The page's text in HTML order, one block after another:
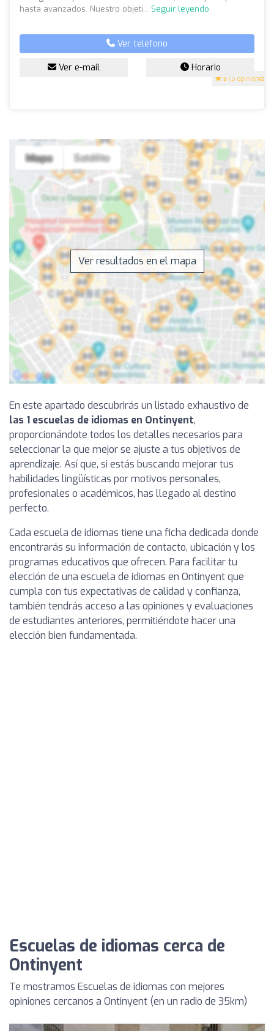
5 (5 opiniones)
hasta avanzados. Nuestro objeti... Seguir leyendo
Ver teléfono
Ver e-mail Horario
Ver resultados en el mapa
En este apartado descubrirás un listado exhaustivo de
las 1 escuelas de idiomas en Ontinyent,
proporcionándote todos los detalles necesarios para
seleccionar la que mejor se ajuste a tus objetivos de
aprendizaje. Así que, si estás buscando mejorar tus
habilidades lingüísticas por motivos personales,
profesionales o académicos, has llegado al destino
perfecto.
Cada escuela de idiomas tiene una ficha dedicada donde
encontrarás su información de contacto, ubicación y los
programas educativos que ofrecen. Para facilitar tu
elección de una escuela de idiomas en Ontinyent que
cumpla con tus expectativas de calidad y confianza,
también tendrás acceso a las opiniones y evaluaciones
de estudiantes anteriores, permitiéndote hacer una
elección bien fundamentada.
Escuelas de idiomas cerca de
Ontinyent
Te mostramos Escuelas de idiomas con mejores
opiniones cercanos a Ontinyent (en un radio de 35km)